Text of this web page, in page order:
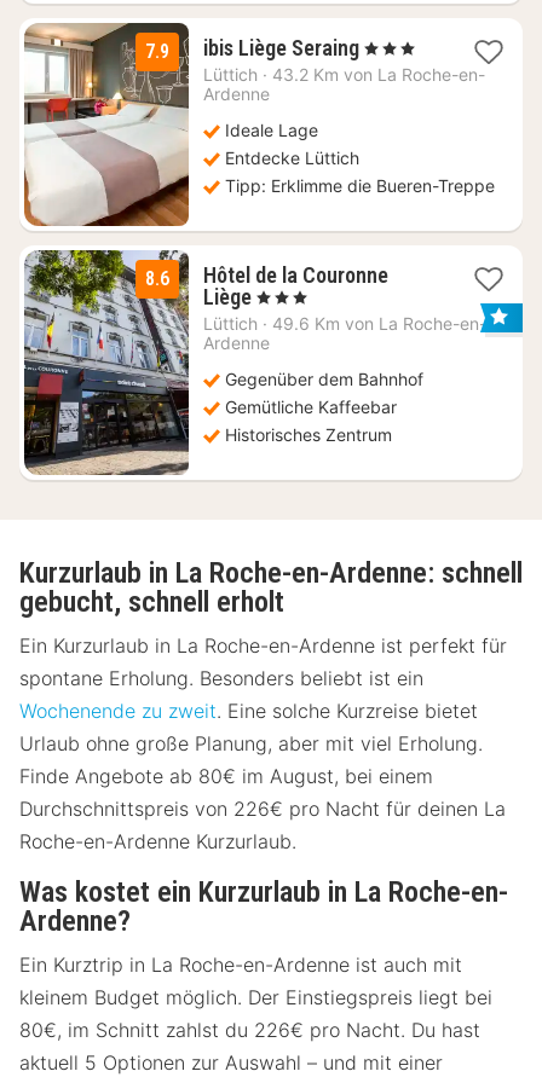
7.9 ibis Liège Seraing1
Nacht
, 3 Sterne
Lüttich · 43.2 Km von La Roche-en-
Ardenne
Ideale Lage
Entdecke Lüttich
Tipp: Erklimme die Bueren-Treppe
8.6
Hôtel de la Couronne
Liège2
Nächte
ab
€
, 3 Sterne
Lüttich · 49.6 Km von La Roche-en-
Ardenne
Gegenüber dem Bahnhof
Gemütliche Kaffeebar
Historisches Zentrum
Kurzurlaub in La Roche-en-Ardenne: schnell
gebucht, schnell erholt
Ein Kurzurlaub in La Roche-en-Ardenne ist perfekt für
spontane Erholung. Besonders beliebt ist ein
Wochenende zu zweit. Eine solche Kurzreise bietet
Urlaub ohne große Planung, aber mit viel Erholung.
Finde Angebote ab 80€ im August, bei einem
Durchschnittspreis von 226€ pro Nacht für deinen La
Roche-en-Ardenne Kurzurlaub.
Was kostet ein Kurzurlaub in La Roche-en-
Ardenne?
Ein Kurztrip in La Roche-en-Ardenne ist auch mit
kleinem Budget möglich. Der Einstiegspreis liegt bei
80€, im Schnitt zahlst du 226€ pro Nacht. Du hast
aktuell 5 Optionen zur Auswahl – und mit einer